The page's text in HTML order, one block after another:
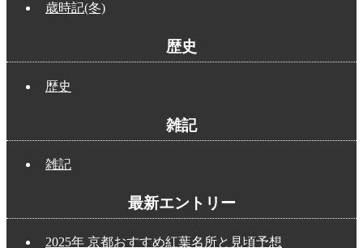
歳時記(冬)
歴史
歴史
雑記
雑記
最新エントリー
2025年 京都おすすめ紅葉名所と見頃予想